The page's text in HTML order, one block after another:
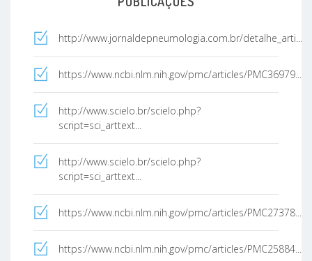
http://www.jornaldepneumologia.com.br/detalhe_arti...
https://www.ncbi.nlm.nih.gov/pmc/articles/PMC36979...
http://www.scielo.br/scielo.php?
script=sci_arttext...
http://www.scielo.br/scielo.php?
script=sci_arttext...
https://www.ncbi.nlm.nih.gov/pmc/articles/PMC27378...
https://www.ncbi.nlm.nih.gov/pmc/articles/PMC25884...